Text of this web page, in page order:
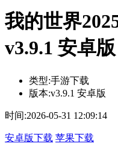
我的世界
v3.9.1 安卓版
类型:手游下载
版本:v3.9.1 安卓版
时间:2026-05-31 12:09:14
安卓版下载 苹果下载